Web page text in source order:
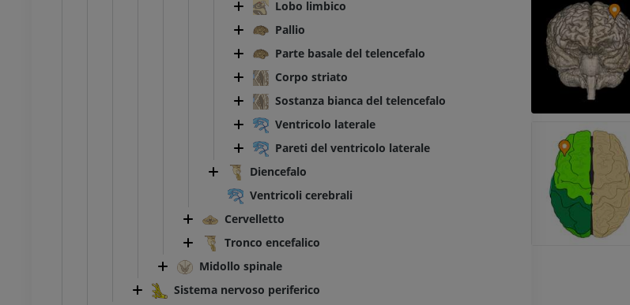
Lobo limbico
Pallio
Parte basale del telencefalo
Corpo striato
Sostanza bianca del telencefalo
Ventricolo laterale
Pareti del ventricolo laterale
Diencefalo
Ventricoli cerebrali
Cervelletto
Tronco encefalico
Midollo spinale
Sistema nervoso periferico
TC di caviglia e piede
Radiografie
PREMIUM